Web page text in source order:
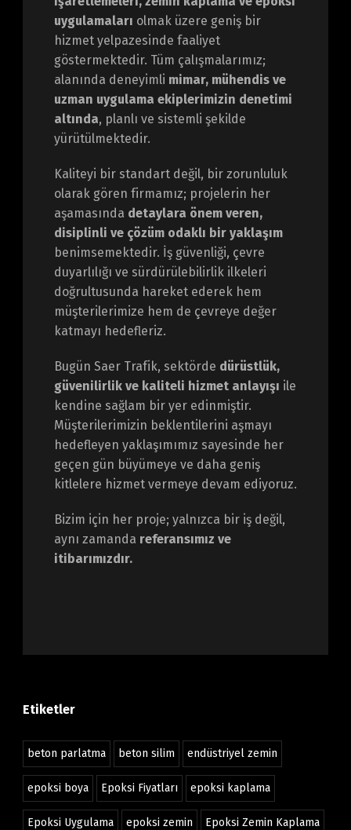
uygulamaları olmak üzere geniş bir
hizmet yelpazesinde faaliyet
göstermektedir. Tüm çalışmalarımız;
alanında deneyimli mimar, mühendis ve
uzman uygulama ekiplerimizin denetimi
altında, planlı ve sistemli şekilde
yürütülmektedir.
Kaliteyi bir standart değil, bir zorunluluk
olarak gören firmamız; projelerin her
aşamasında detaylara önem veren,
disiplinli ve çözüm odaklı bir yaklaşım
benimsemektedir. İş güvenliği, çevre
duyarlılığı ve sürdürülebilirlik ilkeleri
doğrultusunda hareket ederek hem
müşterilerimize hem de çevreye değer
katmayı hedefleriz.
Bugün Saer Trafik, sektörde dürüstlük,
güvenilirlik ve kaliteli hizmet anlayışı ile
kendine sağlam bir yer edinmiştir.
Müşterilerimizin beklentilerini aşmayı
hedefleyen yaklaşımımız sayesinde her
geçen gün büyümeye ve daha geniş
kitlelere hizmet vermeye devam ediyoruz.
Bizim için her proje; yalnızca bir iş değil,
aynı zamanda referansımız ve
itibarımızdır.
Etiketler
beton parlatma beton silim endüstriyel zemin
epoksi boya Epoksi Fiyatları epoksi kaplama
Epoksi Uygulama epoksi zemin Epoksi Zemin Kaplama